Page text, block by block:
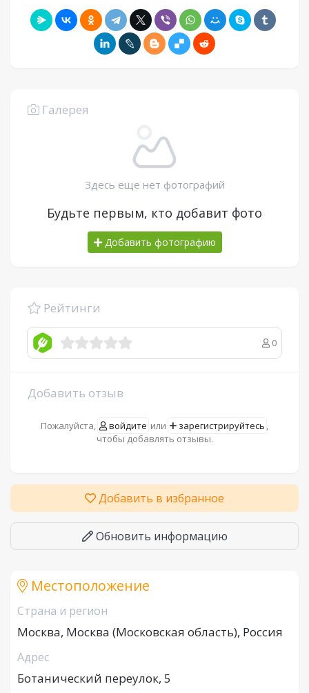
Галерея
Здесь еще нет фотографий
Будьте первым, кто добавит фото
Добавить фотографию
Рейтинги
0
Добавить отзыв
Пожалуйста, войдите или зарегистрируйтесь ,
чтобы добавлять отзывы.
Добавить в избранное
Обновить информацию
Местоположение
Страна и регион
Москва, Москва (Московская область), Россия
Адрес
Ботанический переулок, 5